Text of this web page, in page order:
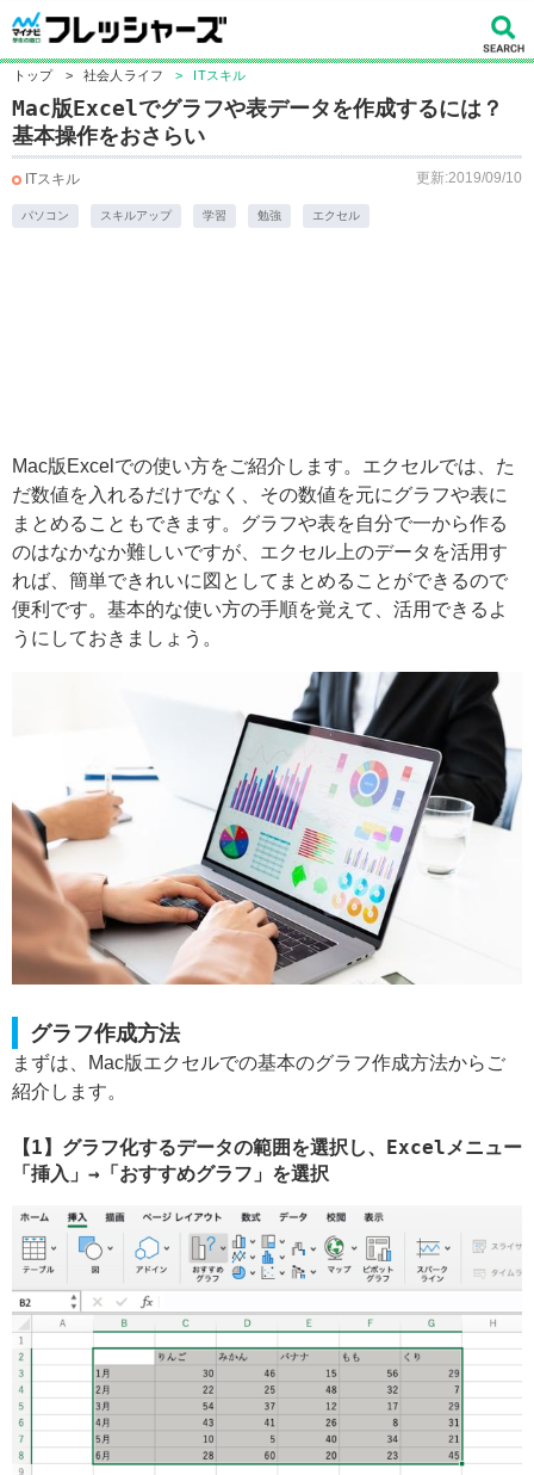
トップ > 社会人ライフ > ITスキル
Mac版Excelでグラフや表データを作成するには？
基本操作をおさらい
ITスキル 更新:2019/09/10
パソコン スキルアップ 学習 勉強 エクセル
Mac版Excelでの使い方をご紹介します。エクセルでは、た
だ数値を入れるだけでなく、その数値を元にグラフや表に
まとめることもできます。グラフや表を自分で一から作る
のはなかなか難しいですが、エクセル上のデータを活用す
れば、簡単できれいに図としてまとめることができるので
便利です。基本的な使い方の手順を覚えて、活用できるよ
うにしておきましょう。
グラフ作成方法
まずは、Mac版エクセルでの基本のグラフ作成方法からご
紹介します。
【1】グラフ化するデータの範囲を選択し、Excelメニュー
「挿入」→「おすすめグラフ」を選択